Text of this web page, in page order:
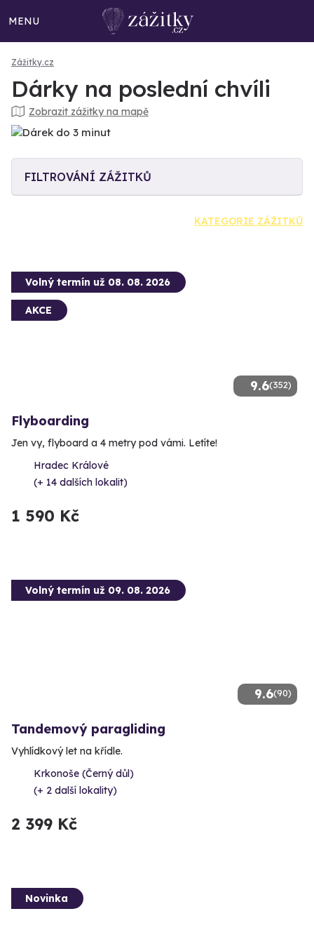
MENU
Zážitky.cz
Dárky na poslední chvíli
Zobrazit zážitky na mapě
FILTROVÁNÍ ZÁŽITKŮ
KATEGORIE ZÁŽITKŮ
9.6(352)
Volný termín už 08. 08. 2026
AKCE
Flyboarding
Jen vy, flyboard a 4 metry pod vámi. Letíte!
Hradec Králové
(+ 14 dalších lokalit)
1 590 Kč
9.6(90)
Volný termín už 09. 08. 2026
Tandemový paragliding
Vyhlídkový let na křídle.
Krkonoše (Černý důl)
(+ 2 další lokality)
2 399 Kč
Novinka